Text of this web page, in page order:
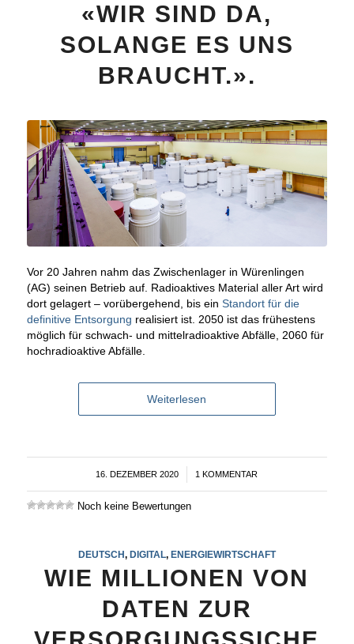
«WIR SIND DA,
SOLANGE ES UNS
BRAUCHT.».
Vor 20 Jahren nahm das Zwischenlager in Würenlingen
(AG) seinen Betrieb auf. Radioaktives Material aller Art wird
dort gelagert – vorübergehend, bis ein Standort für die
definitive Entsorgung realisiert ist. 2050 ist das frühestens
möglich für schwach- und mittelradioaktive Abfälle, 2060 für
hochradioaktive Abfälle.
Weiterlesen
16. DEZEMBER 2020
/ 1 KOMMENTAR
Noch keine Bewertungen
DEUTSCH, DIGITAL, ENERGIEWIRTSCHAFT
WIE MILLIONEN VON
DATEN ZUR